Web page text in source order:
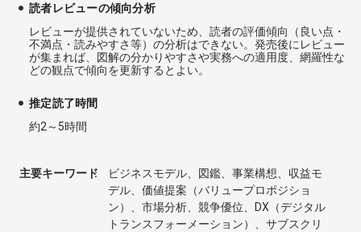
読者レビューの傾向分析
レビューが提供されていないため、読者の評価傾向（良い点・
不満点・読みやすさ等）の分析はできない。発売後にレビュー
が集まれば、図解の分かりやすさや実務への適用度、網羅性な
どの観点で傾向を更新するとよい。
推定読了時間
約2～5時間
主要キーワード
：
ビジネスモデル、図鑑、事業構想、収益モ
デル、価値提案（バリュープロポジショ
ン）、市場分析、競争優位、DX（デジタル
トランスフォーメーション）、サブスクリ